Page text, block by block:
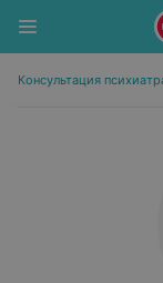
Консультация